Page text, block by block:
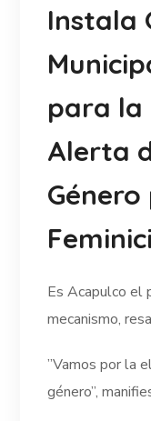
Instala
para la
Alerta
Es Acapulco el
mecanismo,
”Vamos por la
género”,